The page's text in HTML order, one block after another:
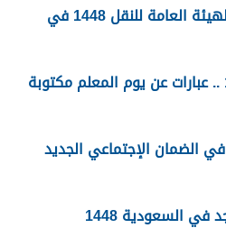
رابط التقديم على وظائف الهيئة العامة للنقل 1448 في
كلمات عن يوم المعلم 1448 .. عبارات عن يوم المعلم مكتوبة
الضمان الإجتماعي الجديد
السعودية 1448